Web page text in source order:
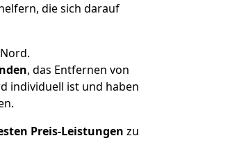
die sich darauf
, das Entfernen von
individuell ist und haben
Preis-Leistungen zu